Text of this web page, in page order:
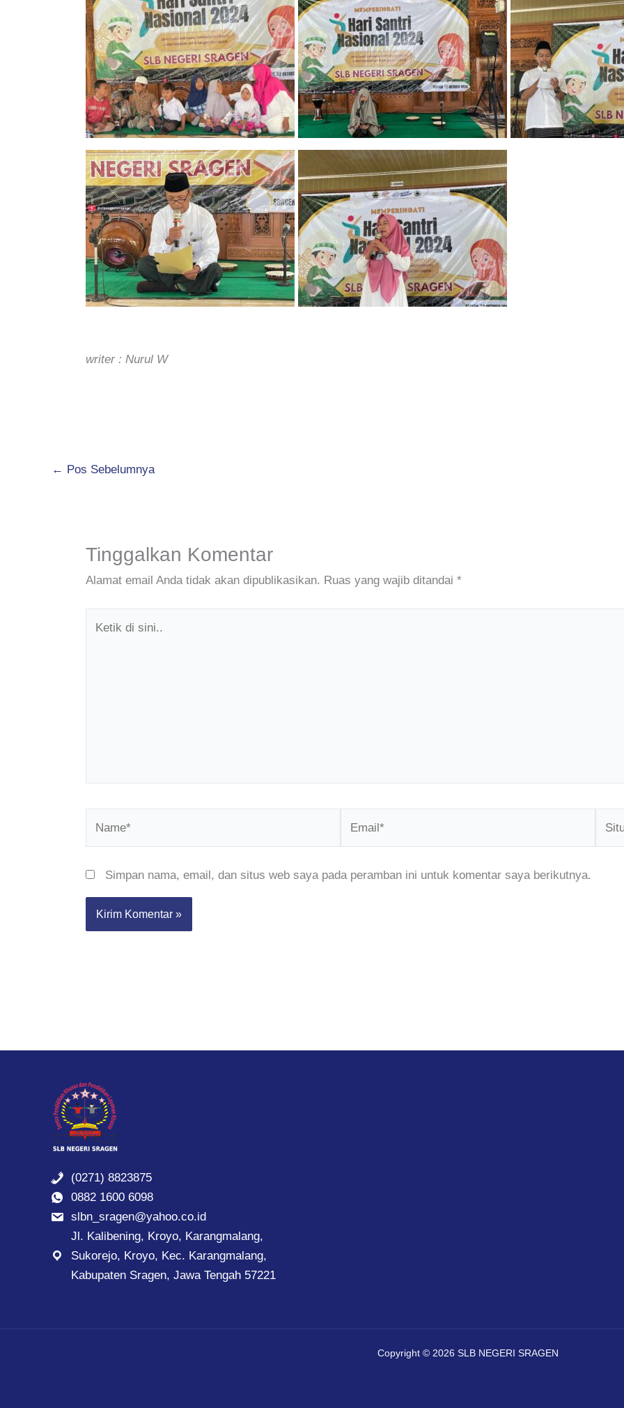
writer : Nurul W
← Pos Sebelumnya
Tinggalkan Komentar
Alamat email Anda tidak akan dipublikasikan. Ruas yang wajib ditandai *
Simpan nama, email, dan situs web saya pada peramban ini untuk komentar saya berikutnya.
(0271) 8823875
0882 1600 6098
slbn_sragen@yahoo.co.id
Jl. Kalibening, Kroyo, Karangmalang,
Sukorejo, Kroyo, Kec. Karangmalang,
Kabupaten Sragen, Jawa Tengah 57221
Copyright © 2026 SLB NEGERI SRAGEN